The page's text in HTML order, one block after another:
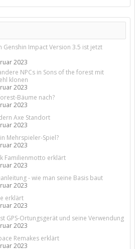
Genshin Impact Version 3.5 ist jetzt
2023
NPCs in Sons of the forest mit
klonen
2023
Bäume nach?
2023
Axe Standort
2023
Mehrspieler-Spiel?
2023
Familienmotto erklärt
2023
- wie man seine Basis baut
2023
erklärt
2023
GPS-Ortungsgerät und seine Verwendung
2023
Remakes erklärt
2023